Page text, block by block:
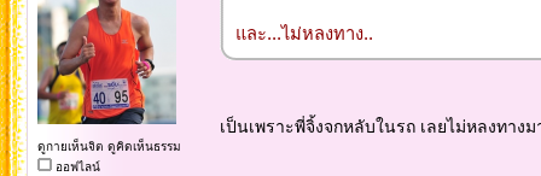
ดูกายเห็นจิต ดูคิดเห็นธรรม
ออฟไลน์
และ...ไม่หลงทาง..
เป็นเพราะพี่จิ้งจกหลับในรถ เลยไม่หลงทางม